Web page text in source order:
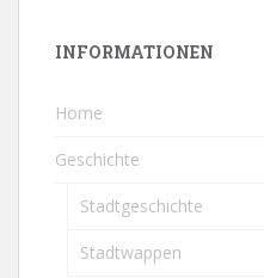
INFORMATIONEN
Home
Geschichte
Stadtgeschichte
Stadtwappen